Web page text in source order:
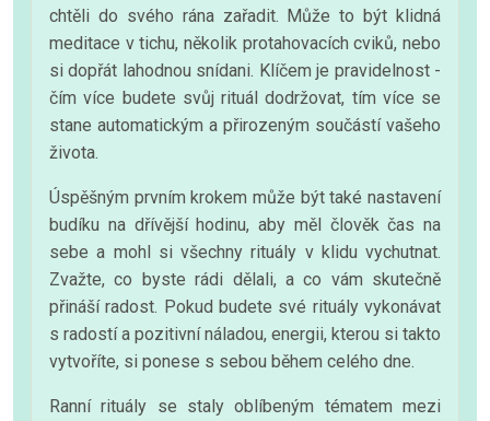
chtěli do svého rána zařadit. Může to být klidná
meditace v tichu, několik protahovacích cviků, nebo
si dopřát lahodnou snídani. Klíčem je pravidelnost -
čím více budete svůj rituál dodržovat, tím více se
stane automatickým a přirozeným součástí vašeho
života.
Úspěšným prvním krokem může být také nastavení
budíku na dřívější hodinu, aby měl člověk čas na
sebe a mohl si všechny rituály v klidu vychutnat.
Zvažte, co byste rádi dělali, a co vám skutečně
přináší radost. Pokud budete své rituály vykonávat
s radostí a pozitivní náladou, energii, kterou si takto
vytvoříte, si ponese s sebou během celého dne.
Ranní rituály se staly oblíbeným tématem mezi